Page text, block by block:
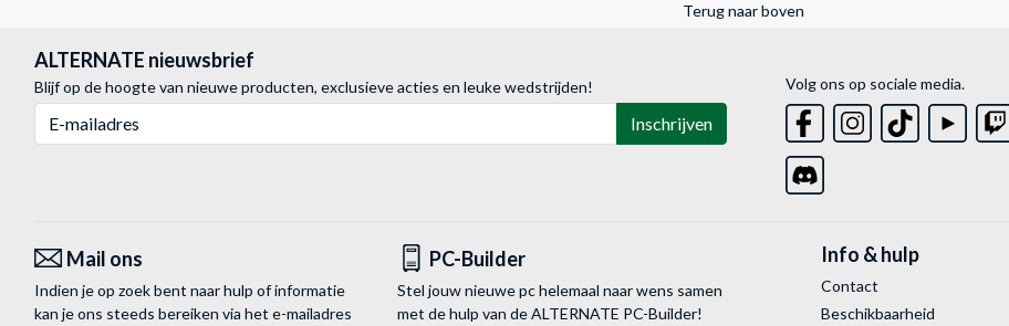
Terug naar boven
ALTERNATE nieuwsbrief
Blijf op de hoogte van nieuwe producten, exclusieve acties en leuke wedstrijden!
Inschrijven
Volg ons op sociale media.
Mail ons
Indien je op zoek bent naar hulp of informatie
kan je ons steeds bereiken via het e-mailadres
PC-Builder
Stel jouw nieuwe pc helemaal naar wens samen
met de hulp van de ALTERNATE PC-Builder!
Info & hulp
Contact
Beschikbaarheid